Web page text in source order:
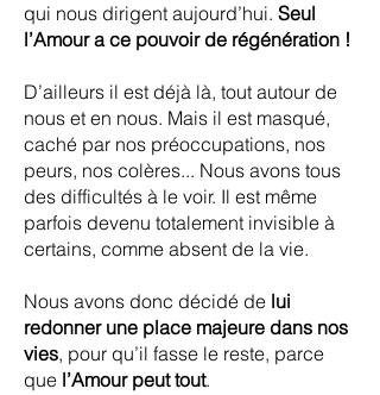
qui nous dirigent aujourd’hui. Seul
l’Amour a ce pouvoir de régénération !
D’ailleurs il est déjà là, tout autour de
nous et en nous. Mais il est masqué,
caché par nos préoccupations, nos
peurs, nos colères... Nous avons tous
des difficultés à le voir. Il est même
parfois devenu totalement invisible à
certains, comme absent de la vie.
Nous avons donc décidé de lui
redonner une place majeure dans nos
vies, pour qu’il fasse le reste, parce
que l’Amour peut tout.